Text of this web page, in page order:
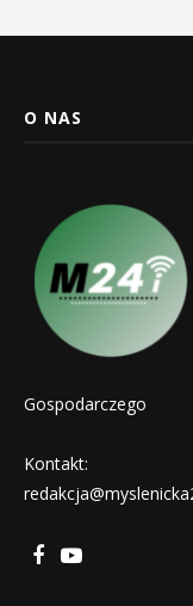
O NAS
Gospodarczego
Kontakt: